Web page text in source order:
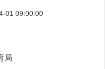
01 09:00:00
局